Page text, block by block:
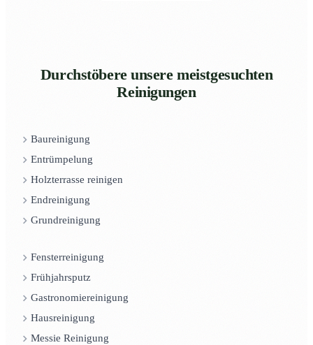
Durchstöbere unsere meistgesuchten
Reinigungen
Baureinigung
Entrümpelung
Holzterrasse reinigen
Endreinigung
Grundreinigung
Fensterreinigung
Frühjahrsputz
Gastronomiereinigung
Hausreinigung
Messie Reinigung